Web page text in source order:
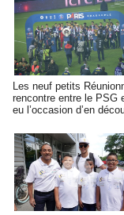
Les neuf petits
rencontre entre le PSG
eu l’occasion d’en